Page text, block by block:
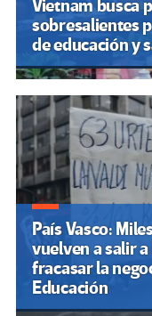
Vietnam busca
sobresalientes
de educación y
País Vasco:
vuelven a salir
fracasar la
Educación